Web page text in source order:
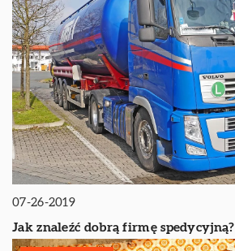
07-26-2019
Jak znaleźć dobrą firmę spedycyjną?